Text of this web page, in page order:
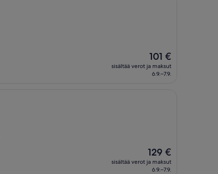
Hinta
on
101 €
101 €
sisältää verot ja maksut
6.9.–7.9.
Hinta
on
129 €
129 €
sisältää verot ja maksut
6.9.–7.9.